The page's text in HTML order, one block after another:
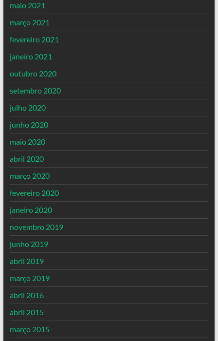
maio 2021
março 2021
fevereiro 2021
janeiro 2021
outubro 2020
setembro 2020
julho 2020
junho 2020
maio 2020
abril 2020
março 2020
fevereiro 2020
janeiro 2020
novembro 2019
junho 2019
abril 2019
março 2019
abril 2016
abril 2015
março 2015